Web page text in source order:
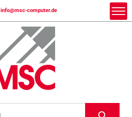
info@msc-computer.de